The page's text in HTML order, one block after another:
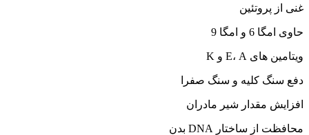
غنی از پروتئین
حاوی امگا 6 و امگا 9
ویتامین های E، A و K
دفع سنگ کلیه و سنگ صفرا
افزایش مقدار شیر مادران
محافظت از ساختار DNA بدن